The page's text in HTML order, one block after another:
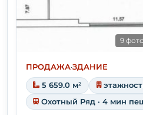
9 фото
ПРОДАЖА·ЗДАНИЕ
5 659.0 м²
Охотный Ряд · 4 мин